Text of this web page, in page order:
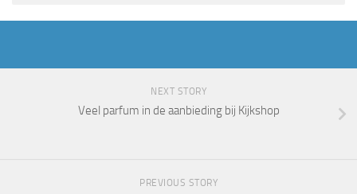
NEXT STORY
Veel parfum in de aanbieding bij Kijkshop
PREVIOUS STORY